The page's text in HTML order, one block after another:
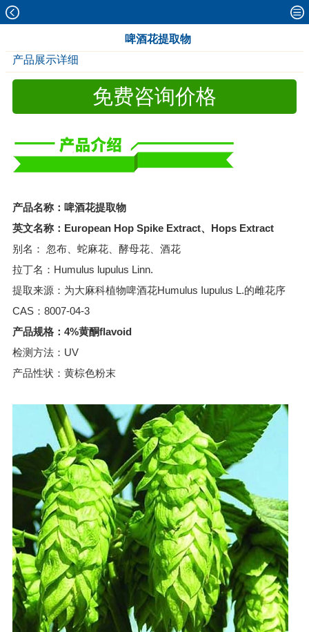
啤酒花提取物
产品展示详细
免费咨询价格
产品名称：啤酒花提取物
英文名称：European Hop Spike Extract、Hops Extract
别名： 忽布、蛇麻花、酵母花、酒花
拉丁名：Humulus lupulus Linn.
提取来源：为大麻科植物啤酒花Humulus Iupulus L.的雌花序
CAS：8007-04-3
产品规格：4%黄酮flavoid
检测方法：UV
产品性状：黄棕色粉末